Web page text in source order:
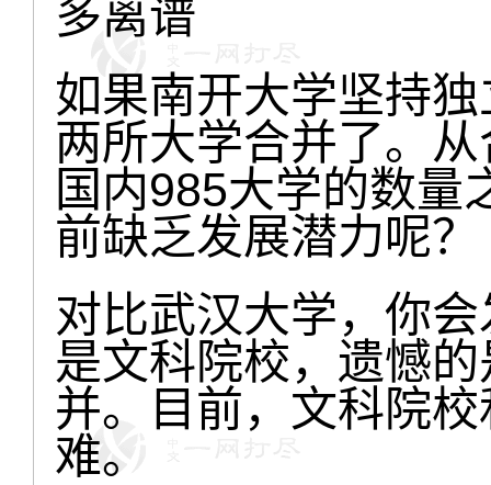
如果南开大学坚持
两所大学合并了。
国内985大学的数量
前缺乏发展潜力呢？
对比武汉大学，你
是文科院校，遗憾
并。目前，文科院
难。